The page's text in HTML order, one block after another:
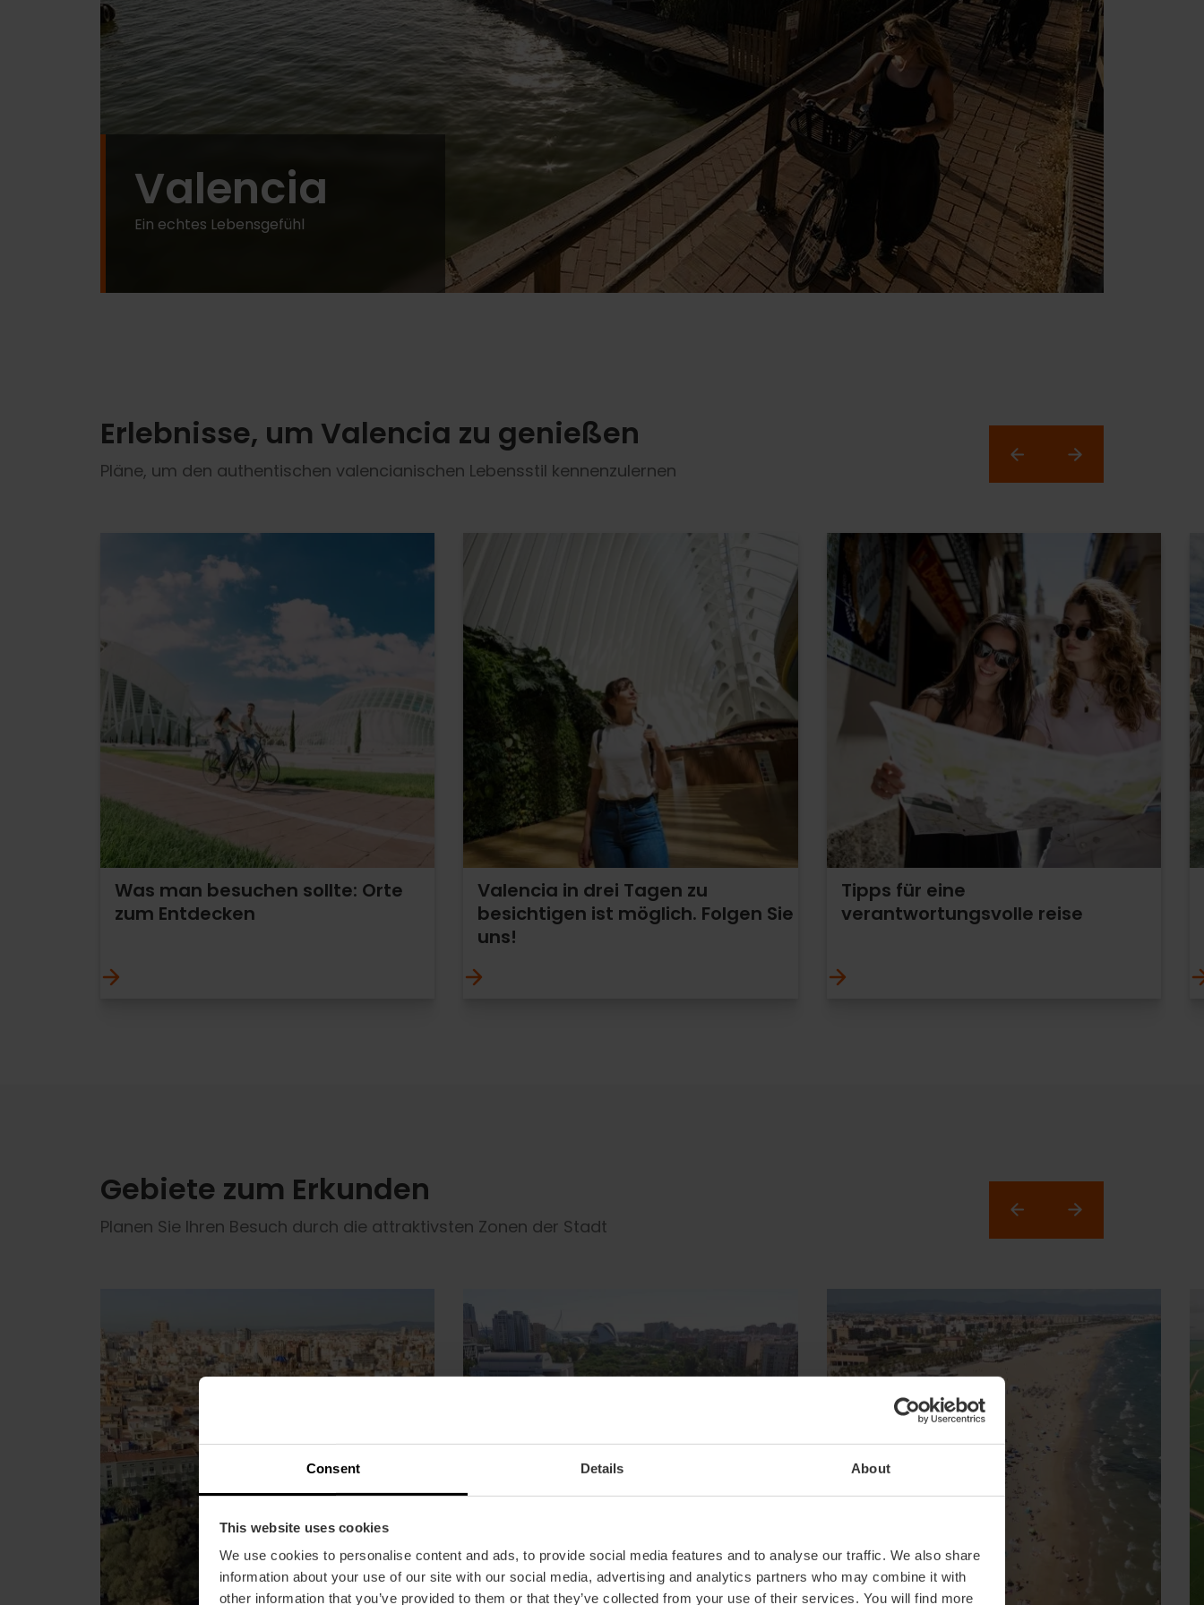
Consent Details About
This website uses cookies
We use cookies to personalise content and ads, to provide social media features and to analyse our traffic. We also share
information about your use of our site with our social media, advertising and analytics partners who may combine it with
other information that you’ve provided to them or that they’ve collected from your use of their services. You will find more
Valencia
Ein echtes Lebensgefühl
Erlebnisse, um Valencia zu genießen
Pläne, um den authentischen valencianischen Lebensstil kennenzulernen
Was man besuchen sollte: Orte
zum Entdecken
Valencia in drei Tagen zu
besichtigen ist möglich. Folgen Sie
uns!
Tipps für eine
verantwortungsvolle reise
Gebiete zum Erkunden
Planen Sie Ihren Besuch durch die attraktivsten Zonen der Stadt